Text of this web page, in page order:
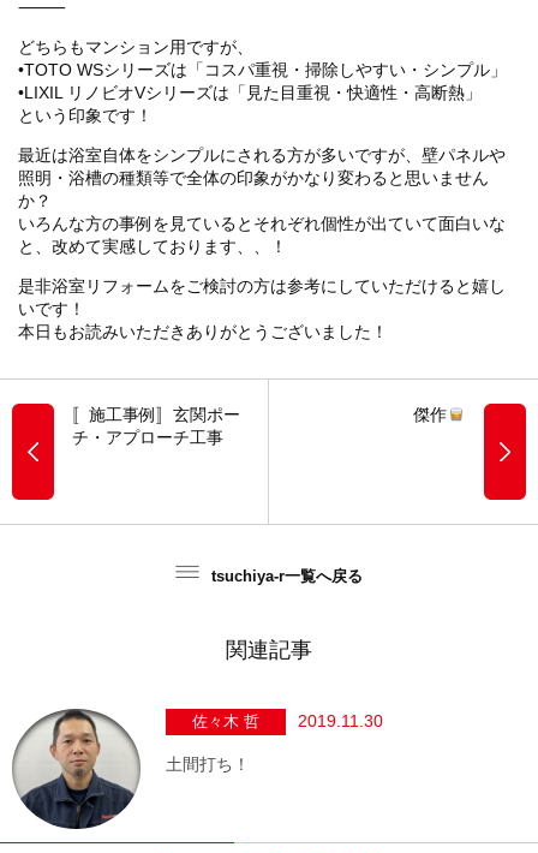
⸻
どちらもマンション用ですが、
•TOTO WSシリーズは「コスパ重視・掃除しやすい・シンプル」
•LIXIL リノビオVシリーズは「見た目重視・快適性・高断熱」
という印象です！
最近は浴室自体をシンプルにされる方が多いですが、壁パネルや
照明・浴槽の種類等で全体の印象がかなり変わると思いません
か？
いろんな方の事例を見ているとそれぞれ個性が出ていて面白いな
と、改めて実感しております、、！
是非浴室リフォームをご検討の方は参考にしていただけると嬉し
いです！
本日もお読みいただきありがとうございました！
〚施工事例〛玄関ポー
チ・アプローチ工事
傑作
tsuchiya-r一覧へ戻る
関連記事
佐々木 哲 2019.11.30
土間打ち！